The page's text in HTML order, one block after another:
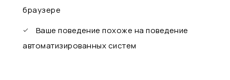
браузере
Ваше поведение похоже на поведение
автоматизированных систем